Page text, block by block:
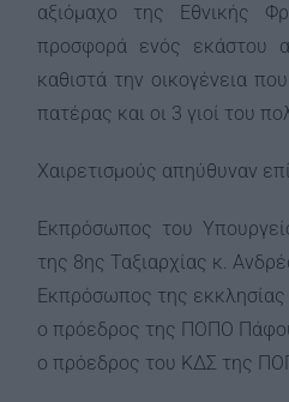
αξιόμαχο της Εθνικής
προσφορά ενός εκάστου
καθιστά την οικογένεια
πατέρας και οι 3 γιοί του
Χαιρετισμούς απηύθυναν
Εκπρόσωπος του
της 8ης Ταξιαρχίας κ.
Εκπρόσωπος της
ο πρόεδρος της ΠΟΠΟ
ο πρόεδρος του ΚΔΣ της